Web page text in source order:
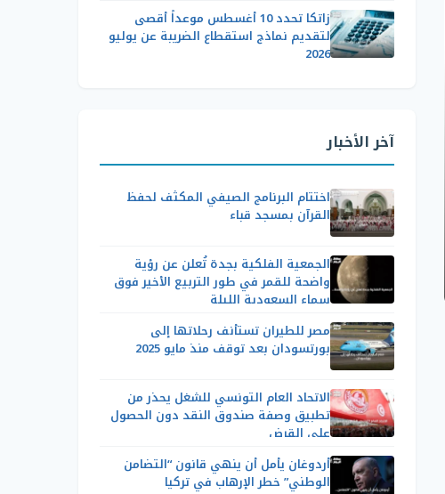
زاتكا تحدد 10 أغسطس موعداً أقصى
لتقديم نماذج استقطاع الضريبة عن يوليو
2026
آخر الأخبار
اختتام البرنامج الصيفي المكثف لحفظ
القرآن بمسجد قباء
الجمعية الفلكية بجدة تُعلن عن رؤية
واضحة للقمر في طور التربيع الأخير فوق
سماء السعودية الليلة
مصر للطيران تستأنف رحلاتها إلى
بورتسودان بعد توقف منذ مايو 2025
الاتحاد العام التونسي للشغل يحذر من
تطبيق وصفة صندوق النقد دون الحصول
على القرض
أردوغان يأمل أن ينهي قانون “التضامن
الوطني” خطر الإرهاب في تركيا